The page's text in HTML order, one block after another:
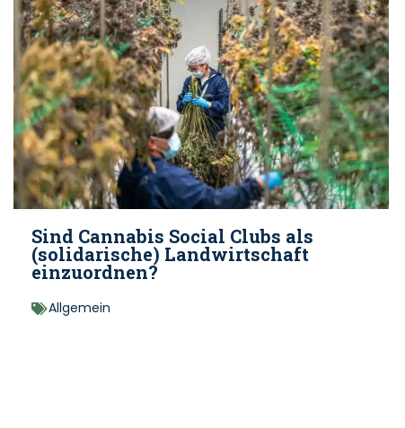
Sind Cannabis Social Clubs als
(solidarische) Landwirtschaft
einzuordnen?
Allgemein